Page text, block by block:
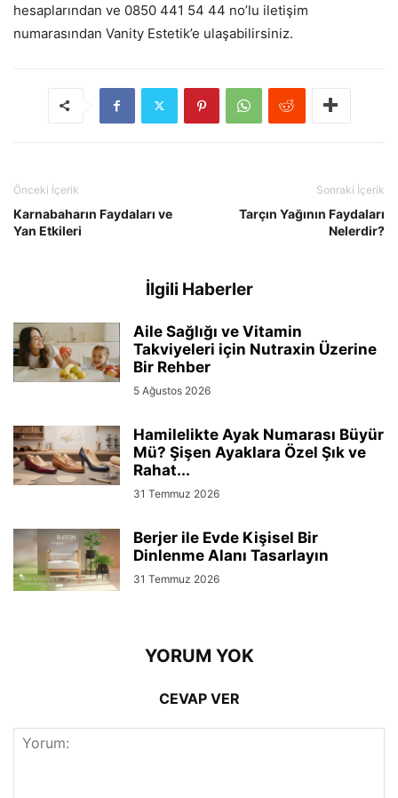
hesaplarından ve 0850 441 54 44 no’lu iletişim
numarasından Vanity Estetik’e ulaşabilirsiniz.
Önceki İçerik
Karnabaharın Faydaları ve
Yan Etkileri
Sonraki İçerik
Tarçın Yağının Faydaları
Nelerdir?
İlgili Haberler
Aile Sağlığı ve Vitamin
Takviyeleri için Nutraxin Üzerine
Bir Rehber
5 Ağustos 2026
Hamilelikte Ayak Numarası Büyür
Mü? Şişen Ayaklara Özel Şık ve
Rahat...
31 Temmuz 2026
Berjer ile Evde Kişisel Bir
Dinlenme Alanı Tasarlayın
31 Temmuz 2026
YORUM YOK
CEVAP VER